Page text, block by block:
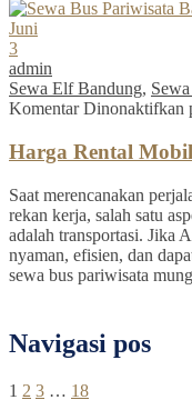
Juni
3
admin
Sewa Elf Bandung,
Komentar Dinonaktifkan
Harga Rental
Saat merencanakan
rekan kerja, salah satu
adalah transportasi. Jika
nyaman, efisien, dan
sewa bus pariwisata
Navigasi pos
1 2 3 … 18